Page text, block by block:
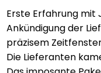
Erste Erfahrung mit
Ankündigung der
präzisem
Die Lieferanten